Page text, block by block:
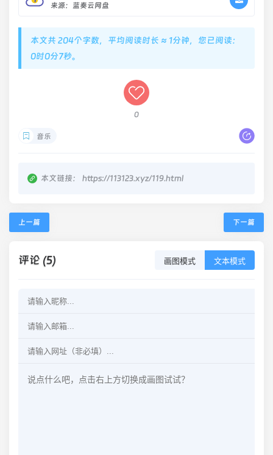
来源：蓝奏云网盘
本文共 204个字数，平均阅读时长 ≈ 1分钟，您已阅读：
0时0分7秒。
0
音乐
本文链接： https://113123.xyz/119.html
上一篇 下一篇
评论 (5) 画图模式 文本模式